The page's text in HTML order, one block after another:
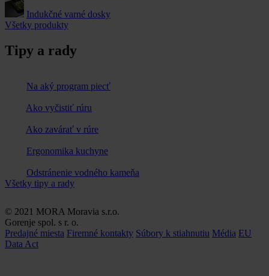
Indukčné varné dosky
Všetky produkty
Tipy a rady
Na aký program piecť
Ako vyčistiť rúru
Ako zavárať v rúre
Ergonomika kuchyne
Odstránenie vodného kameňa
Všetky tipy a rady
© 2021 MORA Moravia s.r.o.
Gorenje spol. s r. o.
Predajné miesta Firemné kontakty Súbory k stiahnutiu Média EU
Data Act